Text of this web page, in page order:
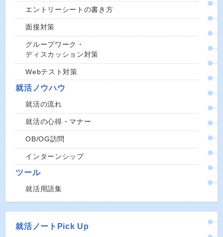
エントリーシートの書き方
面接対策
グループワーク・
ディスカッション対策
Webテスト対策
就活ノウハウ
就活の流れ
就活の心得・マナー
OB/OG訪問
インターンシップ
ツール
就活用語集
就活ノートPick Up